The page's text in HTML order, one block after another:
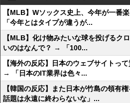
【MLB】Wソックス史上、今年が一番
「今年とはタイプが違うが...
【MLB】化け物みたいな球を投げるク
いのはなんで？ → 「100...
【海外の反応】日本のウェブサイトっ
→ 「日本のIT業界は色々...
【韓国の反応】また日本が竹島の領有
話題は永遠に終わらないな」...